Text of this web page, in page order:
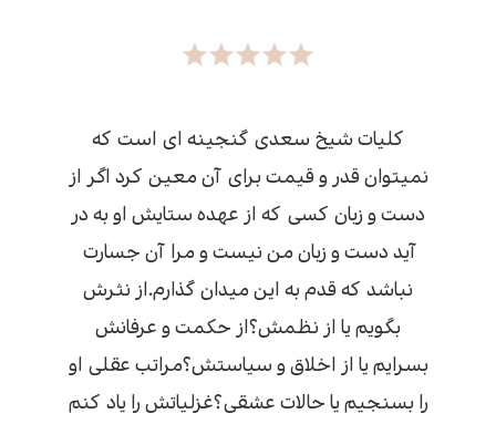
کلیات شیخ سعدی گنجینه ای است که
نمیتوان قدر و قیمت برای آن معین کرد اگر از
دست و زبان کسی که از عهده ستایش او به در
آید دست و زبان من نیست و مرا آن جسارت
نباشد که قدم به این میدان گذارم.از نثرش
بگویم یا از نظمش؟از حکمت و عرفانش
بسرایم یا از اخلاق و سیاستش؟مراتب عقلی او
را بسنجیم یا حالات عشقی؟غزلیاتش را یاد کنم